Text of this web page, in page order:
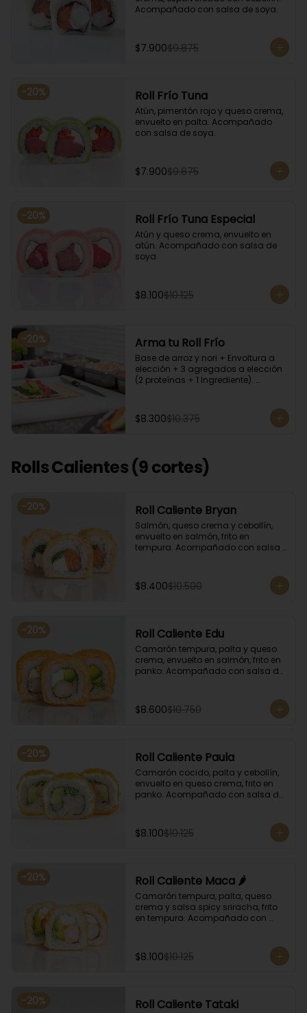
Acompañado con salsa de soya.
$7.900$9.875
-20% Roll Frío Tuna
Atún, pimentón rojo y queso crema,
envuelto en palta. Acompañado
con salsa de soya.
$7.900$9.875
-20% Roll Frío Tuna Especial
Atún y queso crema, envuelto en
atún. Acompañado con salsa de
soya.
$8.100$10.125
-20% Arma tu Roll Frío
Base de arroz y nori + Envoltura a
elección + 3 agregados a elección
(2 proteínas + 1 Ingrediente).
$8.300$10.375
Rolls Calientes (9 cortes)
-20% Roll Caliente Bryan
Salmón, queso crema y cebollín,
envuelto en salmón, frito en
tempura. Acompañado con salsa
$8.400$10.500
-20% Roll Caliente Edu
Camarón tempura, palta y queso
crema, envuelto en salmón, frito en
panko. Acompañado con salsa de
$8.600$10.750
-20% Roll Caliente Paula
Camarón cocido, palta y cebollín,
envuelto en queso crema, frito en
panko. Acompañado con salsa de
$8.100$10.125
-20% Roll Caliente Maca 🌶️
Camarón tempura, palta, queso
crema y salsa spicy sriracha, frito
en tempura. Acompañado con
$8.100$10.125
-20% Roll Caliente Tataki